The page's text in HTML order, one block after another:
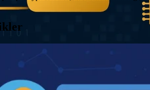
på blockchain?